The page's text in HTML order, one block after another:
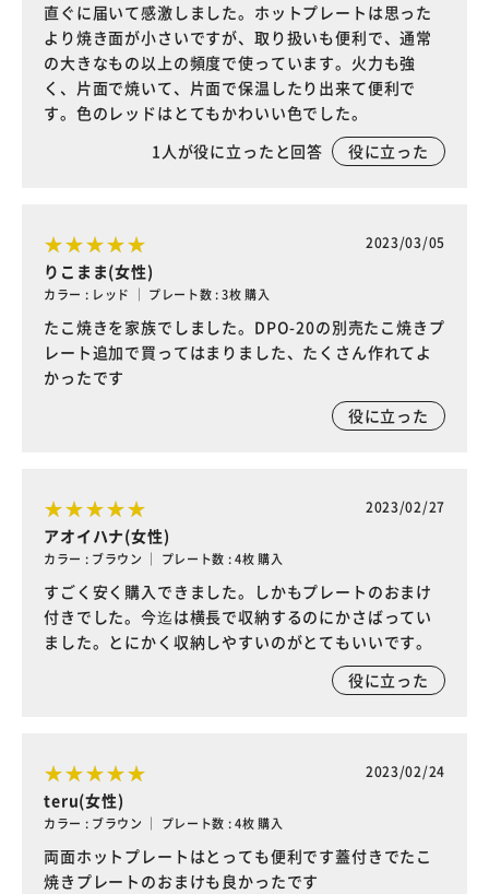
直ぐに届いて感激しました。ホットプレートは思った
より焼き面が小さいですが、取り扱いも便利で、通常
の大きなもの以上の頻度で使っています。火力も強
く、片面で焼いて、片面で保温したり出来て便利で
す。色のレッドはとてもかわいい色でした。
1人が役に立ったと回答 役に立った
2023/03/05
りこまま(女性)
カラー : レッド ｜ プレート数 : 3枚 購入
たこ焼きを家族でしました。DPO-20の別売たこ焼きプ
レート追加で買ってはまりました、たくさん作れてよ
かったです
役に立った
2023/02/27
アオイハナ(女性)
カラー : ブラウン ｜ プレート数 : 4枚 購入
すごく安く購入できました。しかもプレートのおまけ
付きでした。今迄は横長で収納するのにかさばってい
ました。とにかく収納しやすいのがとてもいいです。
役に立った
2023/02/24
teru(女性)
カラー : ブラウン ｜ プレート数 : 4枚 購入
両面ホットプレートはとっても便利です蓋付きでたこ
焼きプレートのおまけも良かったです